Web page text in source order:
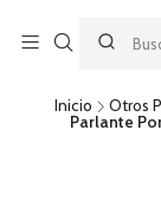
por una compra
acumulable a
Inicio Otros
Parlante